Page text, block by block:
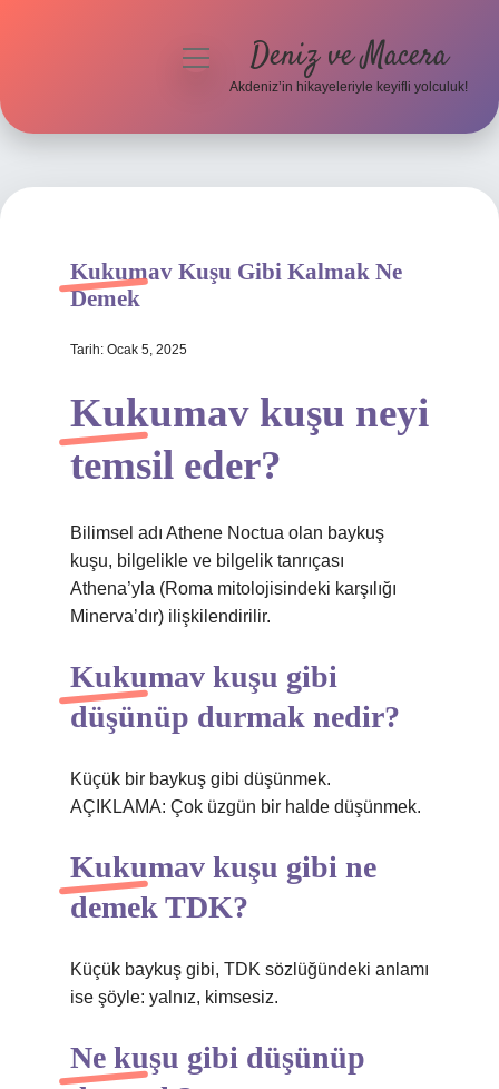
Hakkımızda
menüyü Deniz ve Macera
Akdeniz’in hikayeleriyle keyifli yolculuk!
Kukumav Kuşu Gibi Kalmak Ne
Demek
Tarih: Ocak 5, 2025
Kukumav kuşu neyi
temsil eder?
Bilimsel adı Athene Noctua olan baykuş
kuşu, bilgelikle ve bilgelik tanrıçası
Athena’yla (Roma mitolojisindeki karşılığı
Minerva’dır) ilişkilendirilir.
Kukumav kuşu gibi
düşünüp durmak nedir?
Küçük bir baykuş gibi düşünmek.
AÇIKLAMA: Çok üzgün bir halde düşünmek.
Kukumav kuşu gibi ne
demek TDK?
Küçük baykuş gibi, TDK sözlüğündeki anlamı
ise şöyle: yalnız, kimsesiz.
Ne kuşu gibi düşünüp